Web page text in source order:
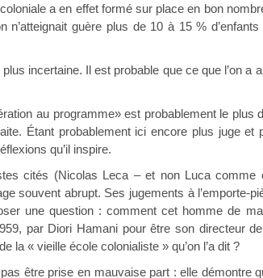
a en effet formé sur place en bon
guère plus de 10 à 15 % d’enfants
incertaine. Il est probable que ce que l’on a
au programme» est probablement le plus
Étant probablement ici encore plus juge et
qu’il inspire.
cités (Nicolas Leca – et non Luca
souvent abrupt. Ses jugements à l’emporte-
une question : comment cet homme de
par Diori Hamani pour être son directeur
la « vieille école colonialiste » qu’on l’a dit ?
être prise en mauvaise part : elle démontre